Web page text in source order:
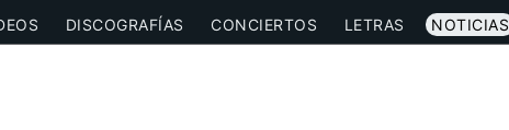
DISCOGRAFÍAS CONCIERTOS LETRAS NOTICIAS